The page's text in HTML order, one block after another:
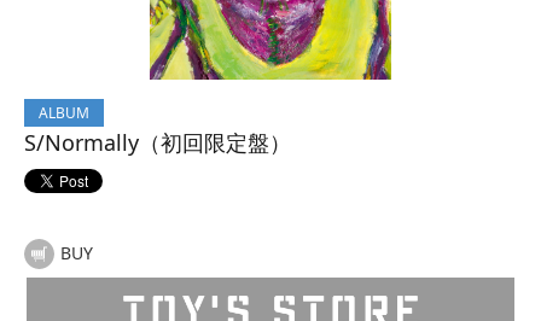
ALBUM
S/Normally（初回限定盤）
BUY